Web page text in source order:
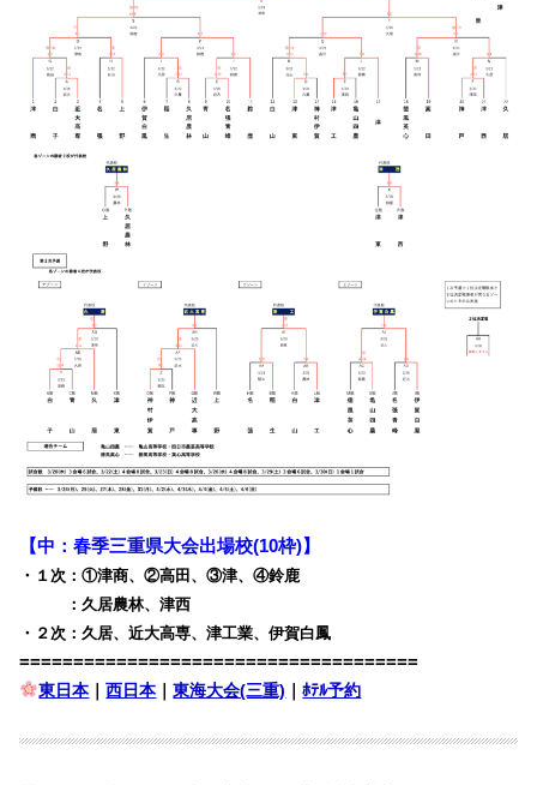
【中：春季三重県大会出場校(10枠)】
・１次：①津商、②高田、③津、④鈴鹿
：久居農林、津西
・２次：久居、近大高専、津工業、伊賀白鳳
=====================================
東日本｜西日本｜東海大会(三重) ｜ﾎﾃﾙ予約